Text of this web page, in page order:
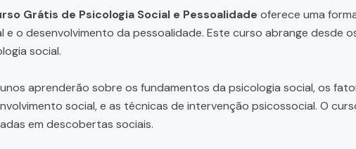
Grátis de Psicologia Social e Pessoalidade oferece uma
e o desenvolvimento da pessoalidade. Este curso abrange desde
social.
aprenderão sobre os fundamentos da psicologia social, os
social, e as técnicas de intervenção psicossocial. O
em descobertas sociais.